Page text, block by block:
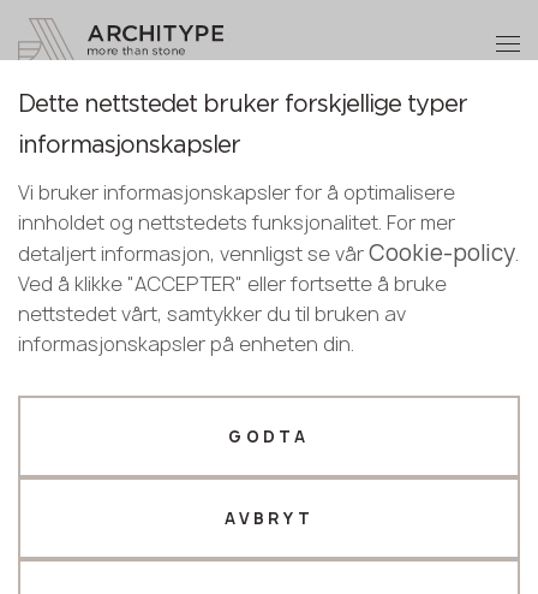
English
Norwegian
+48 22 602 20 22
Bli en partner
2633K Grafite (Ext&Int)
Puricelli
Bli en partner
Legg igjen dine opplysninger eller ring
oss
+48 22 602 20 22
Din bedriftsprofil
Takk!
våre ledere vil kontakte deg snart
Dette nettstedet bruker forskjellige typer
informasjonskapsler
Vi bruker informasjonskapsler for å optimalisere
innholdet og nettstedets funksjonalitet. For mer
detaljert informasjon, vennligst se vårCookie-policy.
Ved å klikke "ACCEPTER" eller fortsette å bruke
nettstedet vårt, samtykker du til bruken av
informasjonskapsler på enheten din.
AVBRYT
GODTA